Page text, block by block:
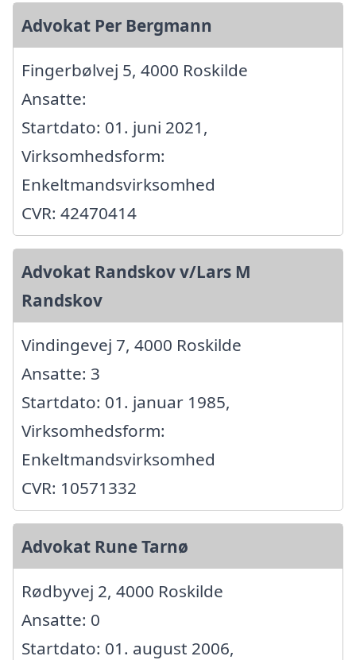
Advokat Per Bergmann
Fingerbølvej 5, 4000 Roskilde
Ansatte:
Startdato: 01. juni 2021,
Virksomhedsform:
Enkeltmandsvirksomhed
CVR: 42470414
Advokat Randskov v/Lars M
Randskov
Vindingevej 7, 4000 Roskilde
Ansatte: 3
Startdato: 01. januar 1985,
Virksomhedsform:
Enkeltmandsvirksomhed
CVR: 10571332
Advokat Rune Tarnø
Rødbyvej 2, 4000 Roskilde
Ansatte: 0
Startdato: 01. august 2006,